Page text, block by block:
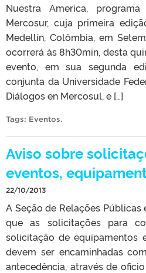
Nuestra America,
Mercosur, cuja primeira
Medellín, Colômbia, em
ocorrerá às 8h30min, desta
evento, em sua segunda
conjunta da Universidade
Diálogos en Mercosul, e […]
Tags: Eventos.
Aviso sobre
eventos,
22/10/2013
A Seção de Relações Públicas
que as solicitações para
solicitação de equipamentos
devem ser encaminhadas
antecedência, através de